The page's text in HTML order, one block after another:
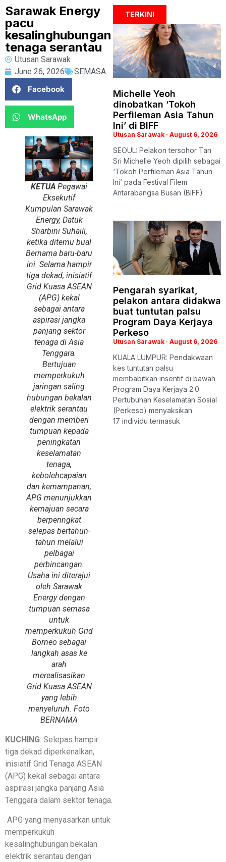
Sarawak Energy
pacu
kesalinghubungan
tenaga serantau
Utusan Sarawak
June 26, 2026
SEMASA
Facebook
WhatsApp
KETUA Pegawai
Eksekutif
Kumpulan Sarawak
Energy, Datuk
Sharbini Suhaili,
ketika ditemu bual
Bernama baru-baru
ini. Selama hampir
tiga dekad, inisiatif
Grid Kuasa ASEAN
(APG) kekal
sebagai antara
aspirasi jangka
panjang sektor
tenaga di Asia
Tenggara.
Bertujuan
memperkukuh
jaringan saling
hubungan bekalan
elektrik serantau
dengan memberi
tumpuan kepada
peningkatan
keselamatan
tenaga,
kebolehcapaian
dan kemampanan,
APG menunjukkan
kemajuan secara
berperingkat
selepas bertahun-
tahun melalui
pelbagai
perbincangan.
Usaha ini diterajui
oleh Sarawak
Energy dengan
tumpuan semasa
untuk
memperkukuh Grid
Borneo sebagai
langkah asas ke
arah
merealisasikan
Grid Kuasa ASEAN
yang lebih
menyeluruh. Foto
BERNAMA
KUCHING: Selepas hampir
tiga dekad diperkenalkan,
inisiatif Grid Tenaga ASEAN
(APG) kekal sebagai antara
aspirasi jangka panjang Asia
Tenggara dalam sektor tenaga.
APG yang menyasarkan untuk
memperkukuh
kesalinghubungan bekalan
elektrik serantau dengan
TERKINI
Michelle Yeoh
dinobatkan ‘Tokoh
Perfileman Asia Tahun
Ini’ di BIFF
Utusan Sarawak August 6, 2026
SEOUL: Pelakon tersohor Tan
Sri Michelle Yeoh dipilih sebagai
‘Tokoh Perfileman Asia Tahun
Ini’ pada Festival Filem
Antarabangsa Busan (BIFF)
Pengarah syarikat,
pelakon antara didakwa
buat tuntutan palsu
Program Daya Kerjaya
Perkeso
Utusan Sarawak August 6, 2026
KUALA LUMPUR: Pendakwaan
kes tuntutan palsu
membabitkan insentif di bawah
Program Daya Kerjaya 2.0
Pertubuhan Keselamatan Sosial
(Perkeso) menyaksikan
17 individu termasuk